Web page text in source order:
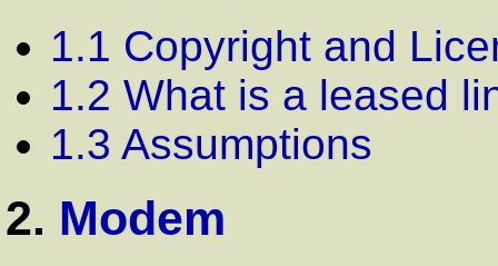
1.1 Copyright and
1.2 What is a leased
1.3 Assumptions
2. Modem